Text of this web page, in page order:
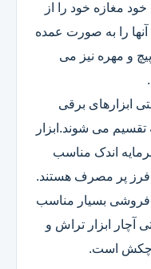
مغازه خود را از
آنها را به صورت عمده
و مهره نیز می
ابزارهای برقی
تقسیم می شوند.ابزار
اندک مناسب
فرز پر مصرف هستند.
فروشی بسیار مناسب
آچار ابزار تراش و
چکش است.